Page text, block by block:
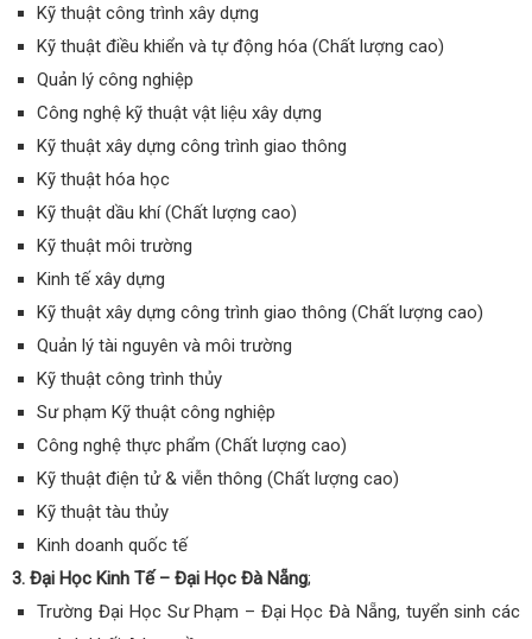
Kỹ thuật công trình xây dựng
Kỹ thuật điều khiển và tự động hóa (Chất lượng cao)
Quản lý công nghiệp
Công nghệ kỹ thuật vật liệu xây dựng
Kỹ thuật xây dựng công trình giao thông
Kỹ thuật hóa học
Kỹ thuật dầu khí (Chất lượng cao)
Kỹ thuật môi trường
Kinh tế xây dựng
Kỹ thuật xây dựng công trình giao thông (Chất lượng cao)
Quản lý tài nguyên và môi trường
Kỹ thuật công trình thủy
Sư phạm Kỹ thuật công nghiệp
Công nghệ thực phẩm (Chất lượng cao)
Kỹ thuật điện tử & viễn thông (Chất lượng cao)
Kỹ thuật tàu thủy
Kinh doanh quốc tế
3. Đại Học Kinh Tế – Đại Học Đà Nẵng;
Trường Đại Học Sư Phạm – Đại Học Đà Nẵng, tuyển sinh các